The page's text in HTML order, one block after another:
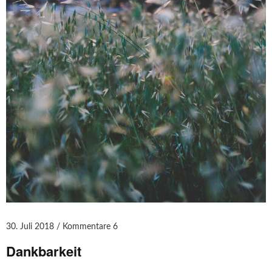
30. Juli 2018 Kommentare 6
Dankbarkeit